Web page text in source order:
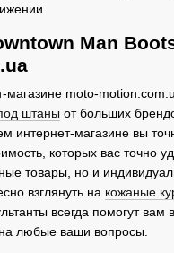
Man
moto-
штаны от больших
интернет-магазине вы
которых вас точно
товары, но и
взглянуть на кожаные
всегда помогут
на любые ваши вопросы.